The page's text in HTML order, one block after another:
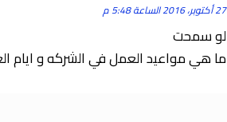
27 أكتوبر، 2016 الساعة 5:48 م
لو سمحت
ما هي مواعيد العمل في الشركه و ايام